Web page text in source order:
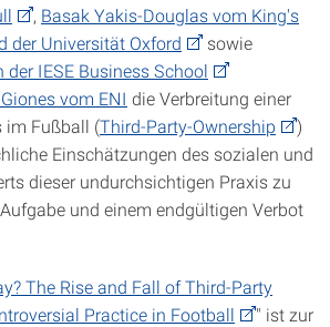
, Basak Yakis-Douglas vom King's
der Universität Oxford
sowie
IESE Business School
vom ENI die Verbreitung einer
im Fußball (Third-Party-Ownership
)
Einschätzungen des sozialen und
dieser undurchsichtigen Praxis zu
und einem endgültigen Verbot
The Rise and Fall of Third-Party
Practice in Football
" ist zur